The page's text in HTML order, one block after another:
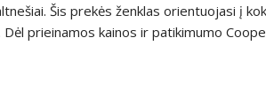
Šis prekės ženklas orientuojasi į
prieinamos kainos ir patikimumo